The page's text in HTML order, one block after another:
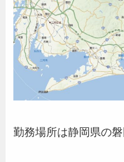
勤務場所は静岡県の磐